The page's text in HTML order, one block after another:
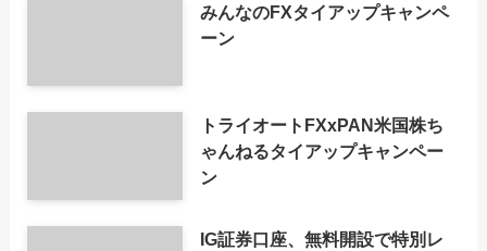
みんなのFXタイアップキャンペ
ーン
トライオートFXxPAN米国株ち
ゃんねるタイアップキャンペー
ン
IG証券口座、無料開設で特別レ